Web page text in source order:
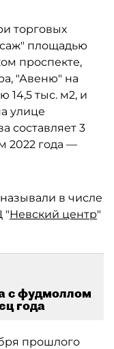
торговых
площадью
проспекте,
"Авеню" на
14,5 тыс. м2, и
улице
составляет 3
2022 года —
в числе
"Невский центр"
с фудмоллом
года
прошлого